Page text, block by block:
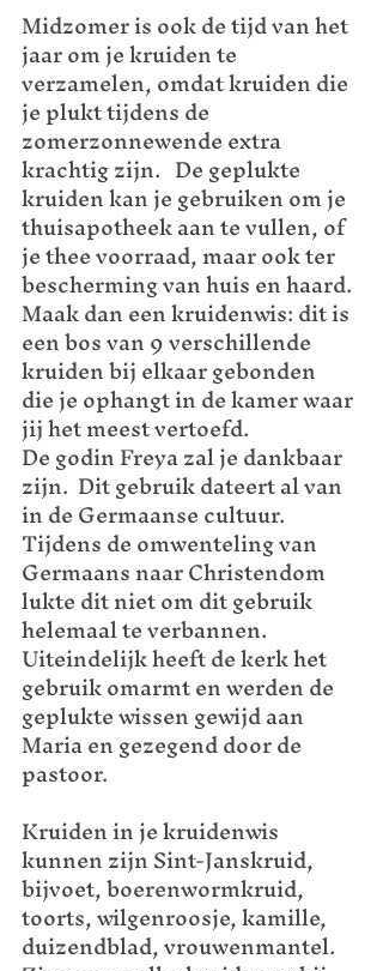
Midzomer is ook de tijd van het
jaar om je kruiden te
verzamelen, omdat kruiden die
je plukt tijdens de
zomerzonnewende extra
krachtig zijn.   De geplukte
kruiden kan je gebruiken om je
thuisapotheek aan te vullen, of
je thee voorraad, maar ook ter
bescherming van huis en haard.
Maak dan een kruidenwis: dit is
een bos van 9 verschillende
kruiden bij elkaar gebonden
die je ophangt in de kamer waar
jij het meest vertoefd.
De godin Freya zal je dankbaar
zijn.  Dit gebruik dateert al van
in de Germaanse cultuur.
Tijdens de omwenteling van
Germaans naar Christendom
lukte dit niet om dit gebruik
helemaal te verbannen.
Uiteindelijk heeft de kerk het
gebruik omarmt en werden de
geplukte wissen gewijd aan
Maria en gezegend door de
pastoor.
Kruiden in je kruidenwis
kunnen zijn Sint-Janskruid,
bijvoet, boerenwormkruid,
toorts, wilgenroosje, kamille,
duizendblad, vrouwenmantel.